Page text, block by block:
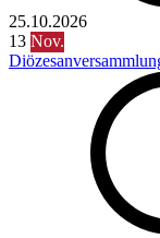
25.10.2026
13 Nov.